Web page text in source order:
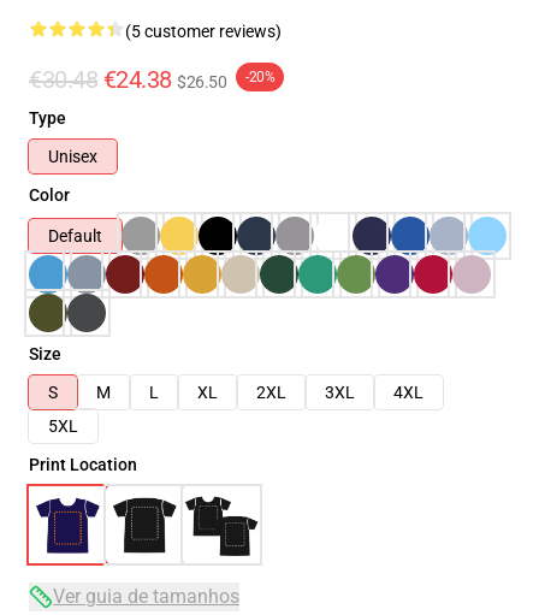
(5 customer reviews)
€30.48 €24.38 $26.50 -20%
Type
Unisex
Color
Default
Size
S
M L XL 2XL 3XL
4XL
5XL
Print Location
Ver guia de tamanhos